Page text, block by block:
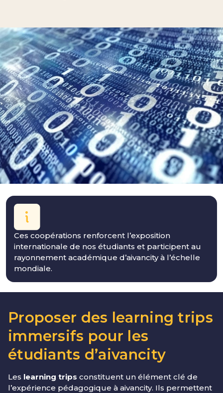
Ces coopérations renforcent l’exposition
internationale de nos étudiants et participent au
rayonnement académique d’aivancity à l’échelle
mondiale.
Proposer des learning trips
immersifs pour les
étudiants d’aivancity
Les learning trips constituent un élément clé de
l’expérience pédagogique à aivancity. Ils permettent